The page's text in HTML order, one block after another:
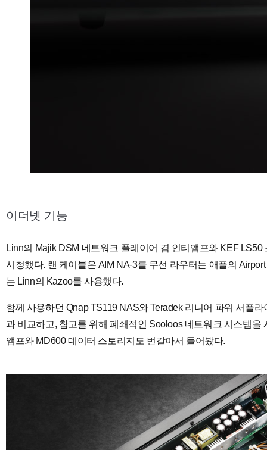
이더넷 기능
Linn의 Majik DSM 네트워크 플레이어 겸 인티앰프와 KEF
시청했다. 랜 케이블은 AIM NA-3를 무선 라우터는 애플의
는 Linn의 Kazoo를 사용했다.
함께 사용하던 Qnap TS119 NAS와 Teradek 리니어 파워 서플
과 비교하고, 참고를 위해 폐쇄적인 Sooloos 네트워크 시스템
앰프와 MD600 데이터 스토리지도 번갈아서 들어봤다.